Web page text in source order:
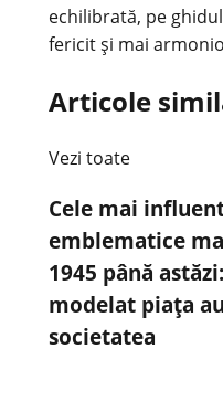
echilibrată, pe
fericit și mai
Articole
Vezi toate
Cele mai
emblematice
1945 până
modelat piața
societatea